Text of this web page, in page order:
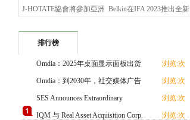
J-HOTATE協會將參加亞洲 Belkin在IFA 2023推出全新
排行榜
Omdia：2025年桌面显示面板出货
量达1.334亿台，电
浏览:次
Omdia：到2030年，社交媒体广告
将占据全球在线广
浏览:次
SES Announces Extraordinary
General Meeting of
浏览:次
IQM 与 Real Asset Acquisition Corp.
浏览:次